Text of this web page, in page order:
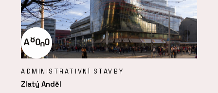
ADMINISTRATIVNÍ STAVBY
Zlatý Anděl